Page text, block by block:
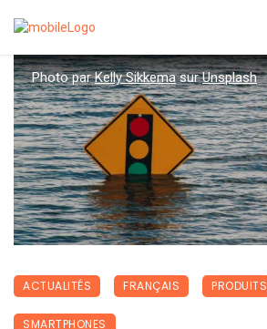
Photo parKelly SikkemasurUnsplash
ACTUALITÉS FRANÇAIS PRODUITS
SMARTPHONES